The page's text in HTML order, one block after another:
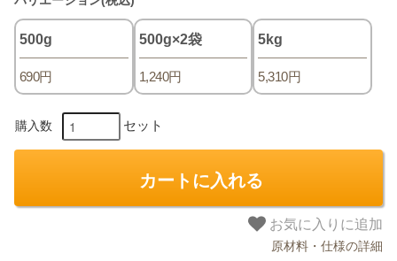
500g
690円
500g×2袋
1,240円
5kg
5,310円
購入数 セット
カートに入れる
お気に入りに追加
原材料・仕様の詳細